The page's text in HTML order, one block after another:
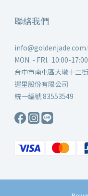
聯絡我們
MON. - FRI. 10:00-17:00
台中市南屯區大墩十二
遇里股份有限公司
統一編號 83553549